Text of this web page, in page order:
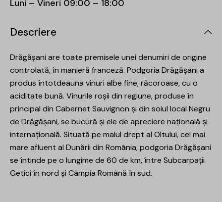
Luni – Vineri 09:00 – 18:00
Descriere
Drăgășani are toate premisele unei denumiri de origine
controlată, în manieră franceză. Podgoria Drăgășani a
produs întotdeauna vinuri albe fine, răcoroase, cu o
aciditate bună. Vinurile roșii din regiune, produse în
principal din Cabernet Sauvignon și din soiul local Negru
de Drăgășani, se bucură și ele de apreciere națională și
internațională. Situată pe malul drept al Oltului, cel mai
mare afluent al Dunării din România, podgoria Drăgășani
se întinde pe o lungime de 60 de km, între Subcarpații
Getici în nord și Câmpia Română în sud.